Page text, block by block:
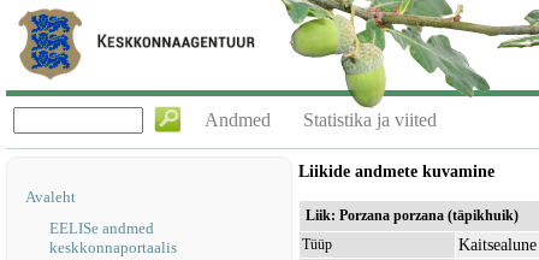
Andmed Statistika ja viited
Avaleht
EELISe andmed
keskkonnaportaalis
Liikide andmete kuvamine
Liik: Porzana porzana (täpikhuik)
Tüüp